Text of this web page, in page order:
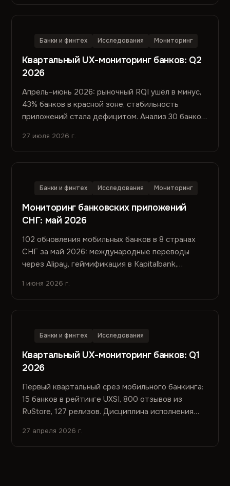
Банки и финтех Исследования Мониторинг
Квартальный UX-мониторинг банков: Q2
2026
Апрель–июнь 2026: рыночный RQI ушёл в минус,
43% банков в красной зоне, стабильность
приложений стала дефицитом. Анализ 30 банков,
27 июля 2026 г.
Банки и финтех Исследования Мониторинг
Мониторинг банковских приложений
СНГ: май 2026
102 обновления мобильных банков в 8 странах
СНГ за май 2026: международные переводы
через Alipay, геймификация в Kapitalbank,
CenterCredit и другие ключевые релизы.
1 июня 2026 г.
Банки и финтех Исследования
Квартальный UX-мониторинг банков: Q1
2026
Первый квартальный срез мобильного банкинга:
15 банков в рейтинге UXSI, 800 отзывов из
RuStore, 127 релизов. Дисциплина исполнения
стабильностью, а не функциями.
27 апреля 2026 г.